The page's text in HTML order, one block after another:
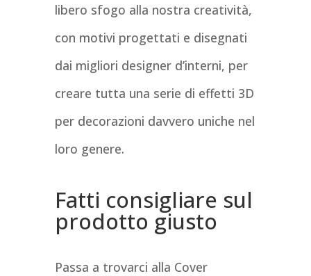
libero sfogo alla nostra creatività,
con motivi progettati e disegnati
dai migliori designer d’interni, per
creare tutta una serie di effetti 3D
per decorazioni davvero uniche nel
loro genere.
Fatti consigliare sul
prodotto giusto
Passa a trovarci alla Cover